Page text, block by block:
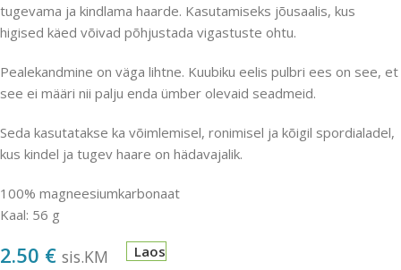
tugevama ja kindlama haarde. Kasutamiseks jõusaalis, kus
higised käed võivad põhjustada vigastuste ohtu.
Pealekandmine on väga lihtne. Kuubiku eelis pulbri ees on see, et
see ei määri nii palju enda ümber olevaid seadmeid.
Seda kasutatakse ka võimlemisel, ronimisel ja kõigil spordialadel,
kus kindel ja tugev haare on hädavajalik.
100% magneesiumkarbonaat
Kaal: 56 g
2.50 € sis.KM Laos